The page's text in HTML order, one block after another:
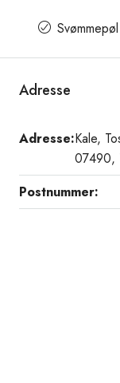
Svømmepøl
Adresse
Adresse:Kale,
07490,
Postnummer: